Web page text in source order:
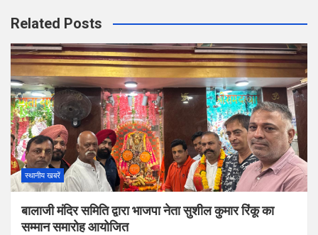
Related Posts
स्थानीय खबरें
बालाजी मंदिर समिति द्वारा भाजपा नेता सुशील कुमार रिंकू का
सम्मान समारोह आयोजित